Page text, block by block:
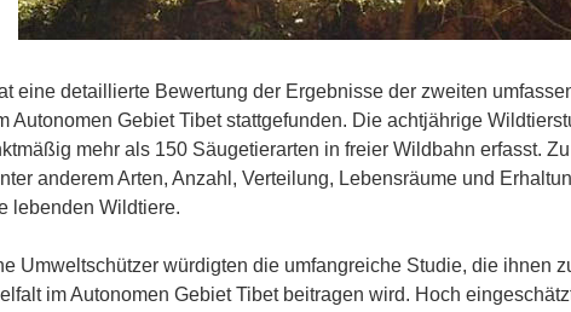
eine detaillierte Bewertung der Ergebnisse der zweiten
Autonomen Gebiet Tibet stattgefunden. Die achtjährige
mehr als 150 Säugetierarten in freier Wildbahn erfasst.
anderem Arten, Anzahl, Verteilung, Lebensräume und
lebenden Wildtiere.
Umweltschützer würdigten die umfangreiche Studie, die ihnen
im Autonomen Gebiet Tibet beitragen wird. Hoch